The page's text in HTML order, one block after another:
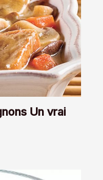
Un vrai